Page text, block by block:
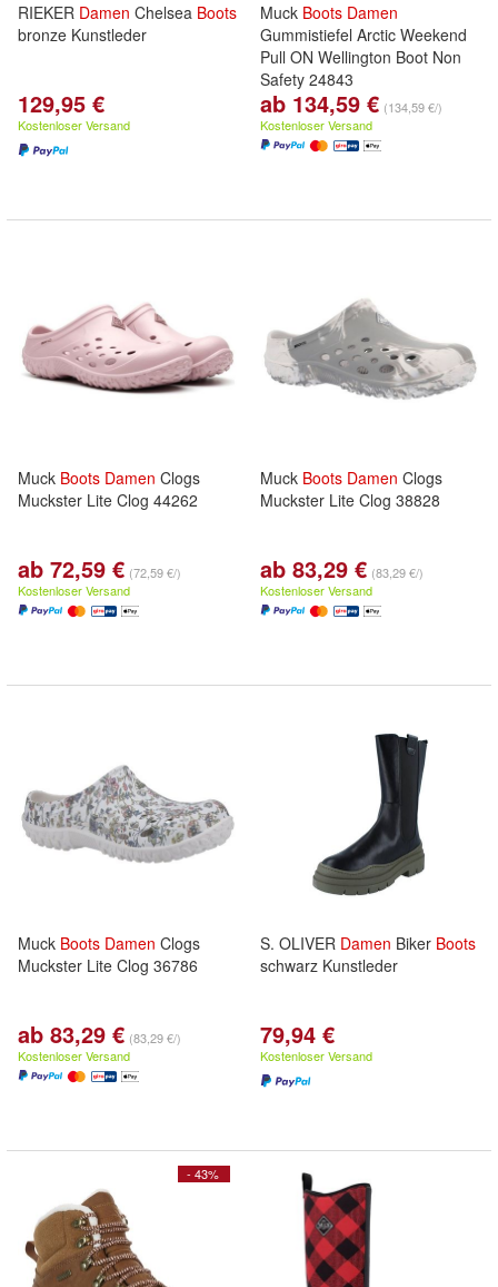
RIEKER Damen Chelsea Boots
bronze Kunstleder
129,95 €
Kostenloser Versand
Muck Boots Damen
Gummistiefel Arctic Weekend
Pull ON Wellington Boot Non
Safety 24843
ab 134,59 € (134,59 €/)
Kostenloser Versand
Muck Boots Damen Clogs
Muckster Lite Clog 44262
ab 72,59 € (72,59 €/)
Kostenloser Versand
Muck Boots Damen Clogs
Muckster Lite Clog 38828
ab 83,29 € (83,29 €/)
Kostenloser Versand
Muck Boots Damen Clogs
Muckster Lite Clog 36786
ab 83,29 € (83,29 €/)
Kostenloser Versand
S. OLIVER Damen Biker Boots
schwarz Kunstleder
79,94 €
Kostenloser Versand
- 43%